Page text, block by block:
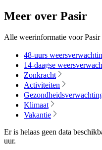
Meer over Pasir
Alle weerinformatie voor Pasir
48-uurs
14-daagse
Zonkracht
Activiteiten
Klimaat
Vakantie
Er is helaas geen data
uur.